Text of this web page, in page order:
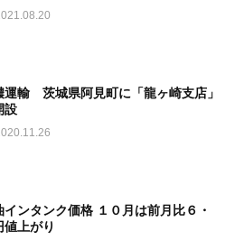
運輸 茨城県阿見町に「龍ヶ崎支店」
設
インタンク価格 １０月は前月比６・
値上がり